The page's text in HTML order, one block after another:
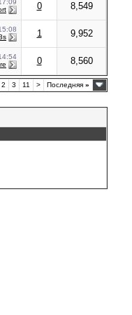
0 8,549
1 9,952
0 8,560
2 3 11 > Последняя »